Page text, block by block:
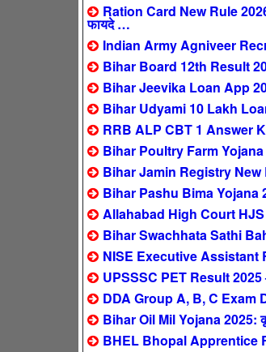
Ration Card New Rule 2026
फायदे …
Indian Army Agniveer
Bihar Board 12th Result
Bihar Jeevika Loan App
Bihar Udyami 10 Lakh Loan
RRB ALP CBT 1 Answer
Bihar Poultry Farm Yojana
Bihar Jamin Registry New
Bihar Pashu Bima Yojana
Allahabad High Court
Bihar Swachhata Sathi
NISE Executive Assistant
UPSSSC PET Result 2025
DDA Group A, B, C Exam
Bihar Oil Mil Yojana 2025:
BHEL Bhopal Apprentice